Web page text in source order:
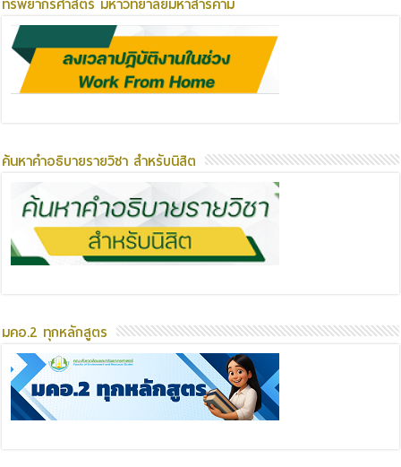
ทรัพยากรศาสตร์ มหาวิทยาลัยมหาสารคาม
ค้นหาคำอธิบายรายวิชา สำหรับนิสิต
มคอ.2 ทุกหลักสูตร